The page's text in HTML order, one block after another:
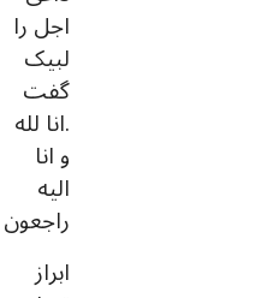
اجل را
لبیک
گفت
.انا لله
و انا
اليه
راجعون
ابراز